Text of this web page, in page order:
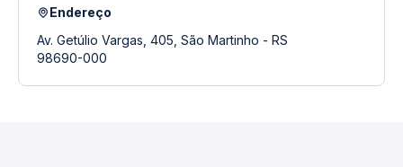
Endereço
Av. Getúlio Vargas, 405, São Martinho - RS
98690-000